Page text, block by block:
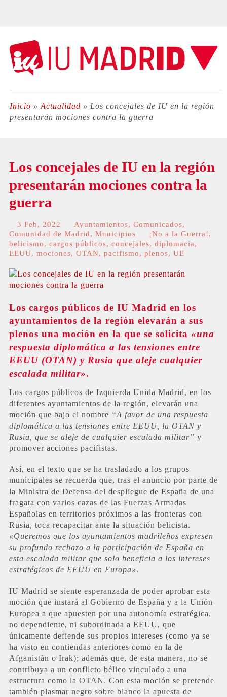
Inicio » Actualidad » Los concejales de IU en la región
presentarán mociones contra la guerra
Los concejales de IU en la región
presentarán mociones contra la
guerra
3 Feb, 2022 Ayuntamientos, Comunicados,
Comunidad de Madrid, Municipios ¡No a la Guerra!,
belicismo, cargos públicos, concejales, diplomacia,
EEUU, mociones, OTAN, pacifismo, plenos, UE
Los cargos públicos de IU Madrid en los
ayuntamientos de la región elevarán a sus
plenos una moción en la que se solicita «una
respuesta diplomática a las tensiones entre
EEUU (OTAN) y Rusia que aleje cualquier
escalada militar».
Los cargos públicos de Izquierda Unida Madrid, en los
diferentes ayuntamientos de la región, elevarán una
moción que bajo el nombre “A favor de una respuesta
diplomática a las tensiones entre EEUU, la OTAN y
Rusia, que se aleje de cualquier escalada militar” y
promover acciones pacifistas.
Así, en el texto que se ha trasladado a los grupos
municipales se recuerda que, tras el anuncio por parte de
la Ministra de Defensa del despliegue de España de una
fragata con varios cazas de las Fuerzas Armadas
Españolas en territorios próximos a las fronteras con
Rusia, toca recapacitar ante la situación belicista.
«Queremos que los ayuntamientos madrileños expresen
su profundo rechazo a la participación de España en
esta escalada militar que solo beneficia a los intereses
estratégicos de EEUU en Europa».
IU Madrid se siente esperanzada de poder aprobar esta
moción que instará al Gobierno de España y a la Unión
Europea a que apuesten por una autonomía estratégica,
no dependiente, ni subordinada a EEUU, que
únicamente defiende sus propios intereses (como ya se
ha visto en contiendas anteriores como en la de
Afganistán o Irak); además que, de esta manera, no se
contribuya a un conflicto bélico vinculado a una
estructura como la OTAN. Con esta moción se pretende
también plasmar negro sobre blanco la apuesta de